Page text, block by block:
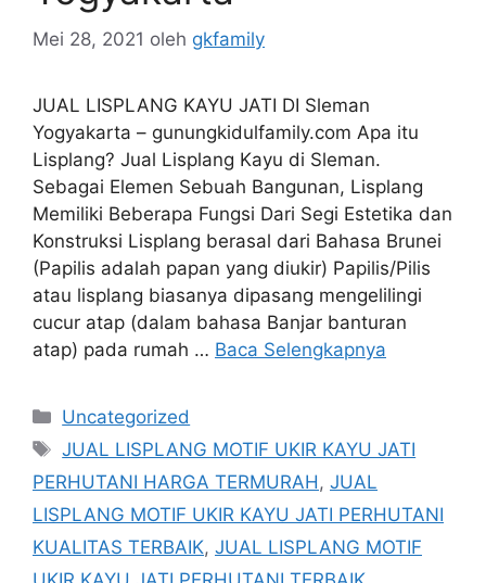
Mei 28, 2021 oleh gkfamily
JUAL LISPLANG KAYU JATI DI Sleman
Yogyakarta – gunungkidulfamily.com Apa itu
Lisplang? Jual Lisplang Kayu di Sleman.
Sebagai Elemen Sebuah Bangunan, Lisplang
Memiliki Beberapa Fungsi Dari Segi Estetika dan
Konstruksi Lisplang berasal dari Bahasa Brunei
(Papilis adalah papan yang diukir) Papilis/Pilis
atau lisplang biasanya dipasang mengelilingi
cucur atap (dalam bahasa Banjar banturan
atap) pada rumah … Baca Selengkapnya
Kategori
Uncategorized
Tag
JUAL LISPLANG MOTIF UKIR KAYU JATI
PERHUTANI HARGA TERMURAH , JUAL
LISPLANG MOTIF UKIR KAYU JATI PERHUTANI
KUALITAS TERBAIK, JUAL LISPLANG MOTIF